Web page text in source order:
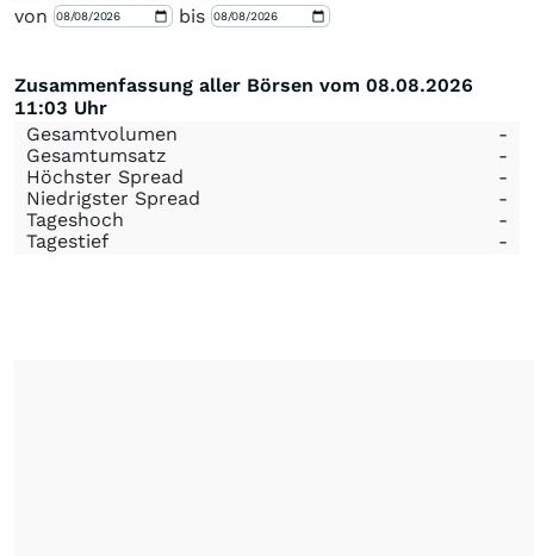
von
bis
Zusammenfassung aller Börsen vom 08.08.2026
11:03 Uhr
Gesamtvolumen
-
Gesamtumsatz
-
Höchster Spread
-
Niedrigster Spread
-
Tageshoch
-
Tagestief
-